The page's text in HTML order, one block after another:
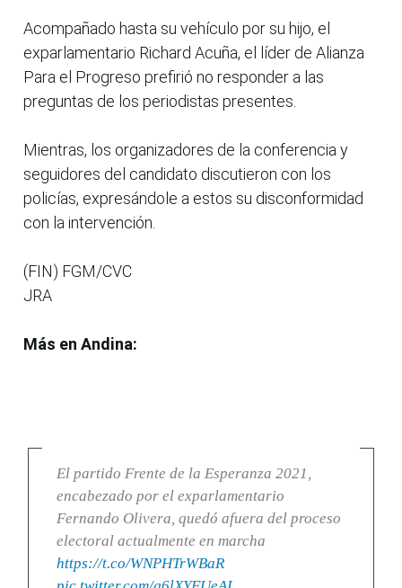
Acompañado hasta su vehículo por su hijo, el
exparlamentario Richard Acuña, el líder de Alianza
Para el Progreso prefirió no responder a las
preguntas de los periodistas presentes.
Mientras, los organizadores de la conferencia y
seguidores del candidato discutieron con los
policías, expresándole a estos su disconformidad
con la intervención.
(FIN) FGM/CVC
JRA
Más en Andina:
El partido Frente de la Esperanza 2021,
encabezado por el exparlamentario
Fernando Olivera, quedó afuera del proceso
electoral actualmente en marcha
https://t.co/WNPHTrWBaR